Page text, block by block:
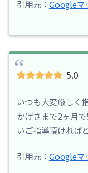
引用元： Googleマ
5.0
いつも大変厳しく
かげさまで2ヶ月
いご指導頂ければ
引用元： Googleマ